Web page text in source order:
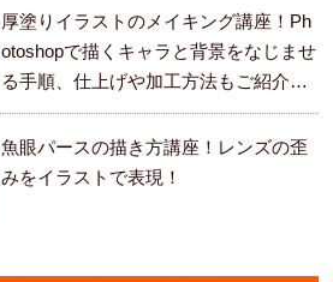
厚塗りイラストのメイキング講座！Ph
otoshopで描くキャラと背景をなじませ
る手順、仕上げや加工方法もご紹介し
ます。
魚眼パースの描き方講座！レンズの歪
みをイラストで表現！